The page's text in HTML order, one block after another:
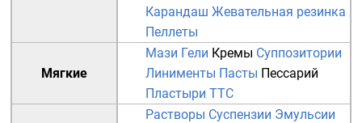
Карандаш Жевательная резинка
Пеллеты
Мягкие
Мази Гели Кремы Суппозитории
Линименты Пасты Пессарий
Пластыри TTC
Растворы Суспензии Эмульсии